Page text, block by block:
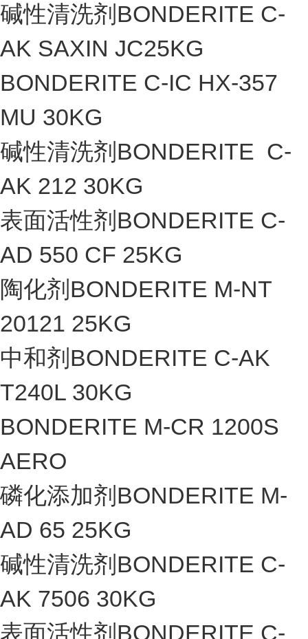
碱性清洗剂BONDERITE C-
AK SAXIN JC25KG
BONDERITE C-IC HX-357
MU 30KG
碱性清洗剂BONDERITE C-
AK 212 30KG
表面活性剂BONDERITE C-
AD 550 CF 25KG
陶化剂BONDERITE M-NT
20121 25KG
中和剂BONDERITE C-AK
T240L 30KG
BONDERITE M-CR 1200S
AERO
磷化添加剂BONDERITE M-
AD 65 25KG
碱性清洗剂BONDERITE C-
AK 7506 30KG
表面活性剂BONDERITE C-